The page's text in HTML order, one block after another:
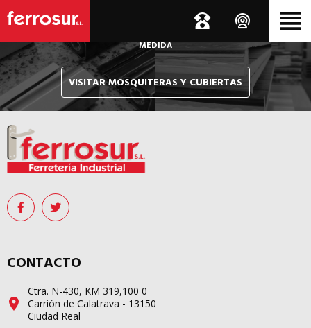
Le hacemos llegar, allí donde esté, y en tiempo récord,
sus pedidos de mosquiteras y sistemas de cubiertas confeccionados A
MEDIDA
VISITAR MOSQUITERAS Y CUBIERTAS
CONTACTO
Ctra. N-430, KM 319,100 0
Carrión de Calatrava - 13150
Ciudad Real